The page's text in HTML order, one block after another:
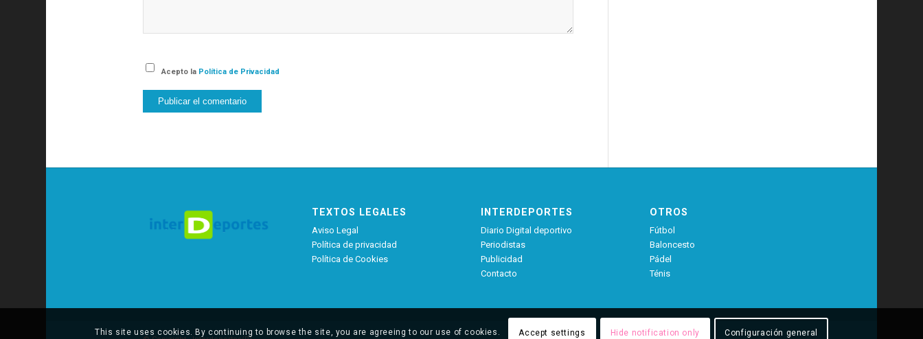
Acepto la Política de Privacidad
TEXTOS LEGALES
Aviso Legal
Política de privacidad
Política de Cookies
INTERDEPORTES
Diario Digital deportivo
Periodistas
Publicidad
Contacto
OTROS
Fútbol
Baloncesto
Pádel
Ténis
This site uses cookies. By continuing to browse the site, you are agreeing to our use of cookies. Accept settings Hide notification only Configuración general